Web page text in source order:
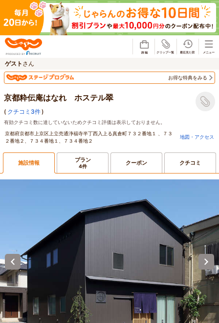
ゲスト さん
お得な特典をみる
京都粋伝庵はなれ ホステル翠
( クチコミ3件)
有効クチコミ数に達していないためクチコミ評価は表示しておりません。
京都府京都市上京区上立売通浄福寺半丁西入上る真倉町７３２番地１ 、７３
２番地２、７３４番地１、７３４番地２
地図・アクセス
施設情報 プラン
4件 クーポン クチコミ